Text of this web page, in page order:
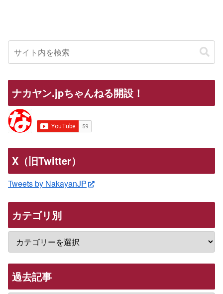
ナカヤン.jpちゃんねる開設！
X（旧Twitter）
Tweets by NakayanJP
カテゴリ別
過去記事